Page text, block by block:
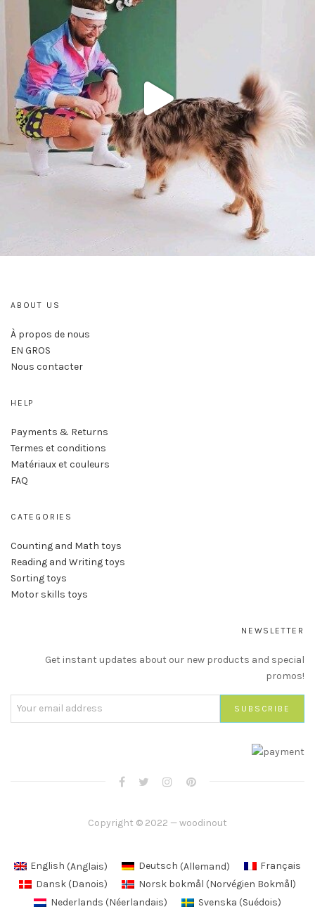
ABOUT US
À propos de nous
EN GROS
Nous contacter
HELP
Payments & Returns
Termes et conditions
Matériaux et couleurs
FAQ
CATEGORIES
Counting and Math toys
Reading and Writing toys
Sorting toys
Motor skills toys
NEWSLETTER
Get instant updates about our new products and special
promos!
Copyright © 2022 — woodinout
English (Anglais) Deutsch (Allemand)
Français
Dansk (Danois) Norsk bokmål (Norvégien Bokmål)
Nederlands (Néerlandais) Svenska (Suédois)